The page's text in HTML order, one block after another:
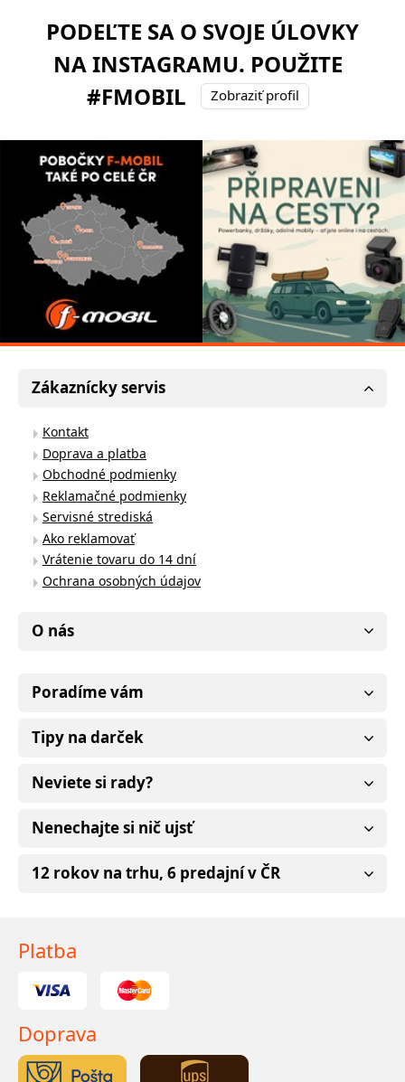
PODEĽTE SA O SVOJE ÚLOVKY
NA INSTAGRAMU. POUŽITE
#FMOBIL
Zobraziť profil
Zákaznícky servis
Kontakt
Doprava a platba
Obchodné podmienky
Reklamačné podmienky
Servisné strediská
Ako reklamovať
Vrátenie tovaru do 14 dní
Ochrana osobných údajov
O nás
Poradíme vám
Tipy na darček
Neviete si rady?
Nenechajte si nič ujsť
12 rokov na trhu, 6 predajní v ČR
Platba
Doprava